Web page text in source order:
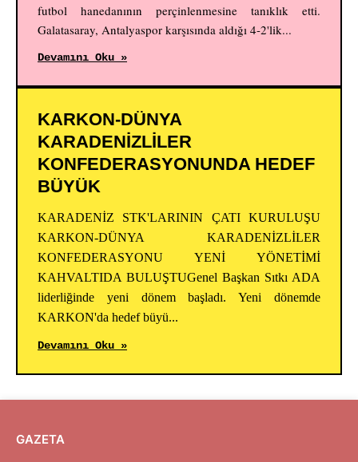
futbol hanedanının perçinlenmesine tanıklık etti.
Galatasaray, Antalyaspor karşısında aldığı 4-2'lik...
Devamını Oku »
KARKON-DÜNYA
KARADENİZLİLER
KONFEDERASYONUNDA HEDEF
BÜYÜK
KARADENİZ STK'LARININ ÇATI KURULUŞU
KARKON-DÜNYA KARADENİZLİLER
KONFEDERASYONU YENİ YÖNETİMİ
KAHVALTIDA BULUŞTUGenel Başkan Sıtkı ADA
liderliğinde yeni dönem başladı. Yeni dönemde
KARKON'da hedef büyü...
Devamını Oku »
GAZETA